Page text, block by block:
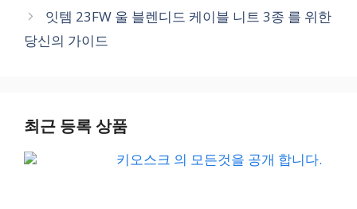
잇템 23FW 울 블렌디드 케이블 니트 3종 를 위한
당신의 가이드
최근 등록 상품
키오스크 의 모든것을 공개 합니다.